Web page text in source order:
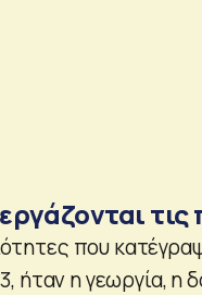
που
ήταν η γεωργία, η